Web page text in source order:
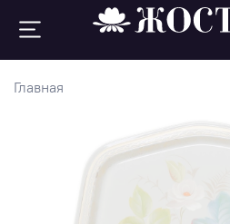
Главная